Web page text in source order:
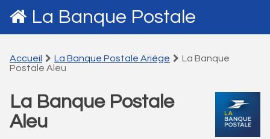
La Banque Postale
Accueil La Banque Postale Ariége
La Banque
Postale Aleu
La Banque Postale
Aleu